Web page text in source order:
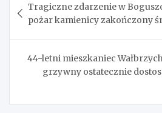
wpisu
Tragiczne zdarzenie w
pożar kamienicy zakończony
44-letni mieszkaniec
grzywny ostatecznie